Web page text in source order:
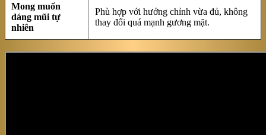
Mong muốn
dáng mũi tự
nhiên
Phù hợp với hướng chỉnh vừa đủ, không
thay đổi quá mạnh gương mặt.